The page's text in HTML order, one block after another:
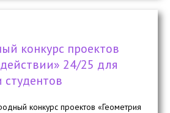
конкурс проектов
24/25 для
конкурс проектов «Геометрия